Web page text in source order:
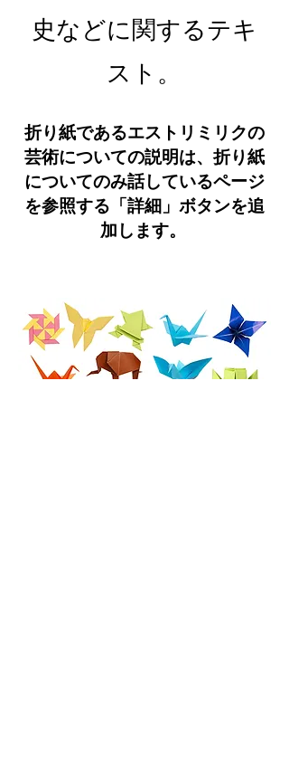
史などに関するテキ
スト。
折り紙であるエストリミリクの
芸術についての説明は、折り紙
についてのみ話しているページ
を参照する「詳細」ボタンを追
加します。